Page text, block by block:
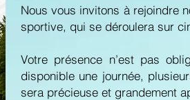
Nous vous invitons à rejoindre
sportive, qui se déroulera sur
Votre présence n’est pas
disponible une journée,
sera précieuse et grandement